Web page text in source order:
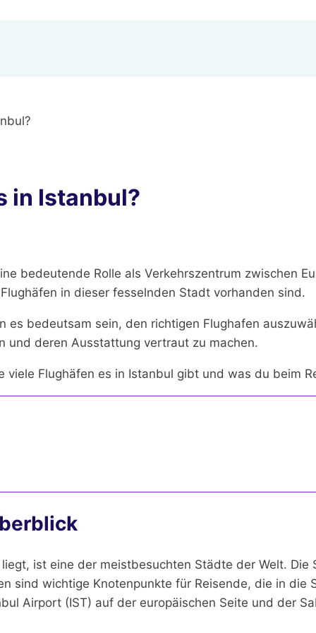
in Istanbul?
bedeutende Rolle als Verkehrszentrum zwischen
in dieser fesselnden Stadt vorhanden sind.
es bedeutsam sein, den richtigen Flughafen
und deren Ausstattung vertraut zu machen.
Flughäfen es in Istanbul gibt und was du beim
ist eine der meistbesuchten Städte der Welt.
sind wichtige Knotenpunkte für Reisende, die in
Airport (IST) auf der europäischen Seite und der